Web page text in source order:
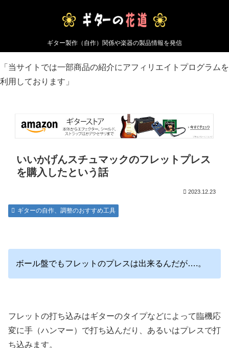
ギター製作（自作）関係や楽器の製品情報を発信
「当サイトでは一部商品の紹介にアフィリエイトプログラムを
利用しております」
いいかげんスチュマックのフレットプレス
を購入したという話
2023.12.23
ギターの自作、調整のおすすめ工具
ボール盤でもフレットのプレスは出来るんだが….。
フレットの打ち込みはギターのタイプなどによって臨機応
変に手（ハンマー）で打ち込んだり、あるいはプレスで打
ち込みます。